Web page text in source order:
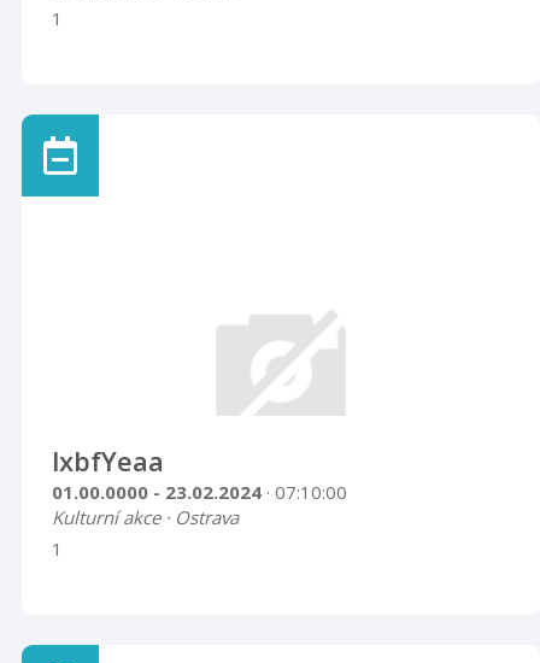
1
lxbfYeaa
01.00.0000 - 23.02.2024 · 07:10:00
Kulturní akce · Ostrava
1